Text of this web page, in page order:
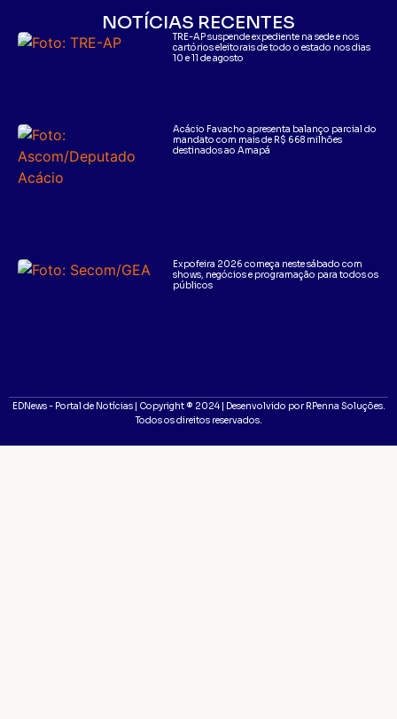
NOTÍCIAS RECENTES
TRE-AP suspende expediente na sede e nos
cartórios eleitorais de todo o estado nos dias
10 e 11 de agosto
Acácio Favacho apresenta balanço parcial do
mandato com mais de R$ 668 milhões
destinados ao Amapá
Expofeira 2026 começa neste sábado com
shows, negócios e programação para todos os
públicos
EDNews - Portal de Notícias | Copyright ® 2024 | Desenvolvido por RPenna Soluções.
Todos os direitos reservados.